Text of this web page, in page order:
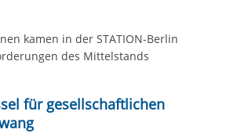
kamen in der STATION-Berlin
des Mittelstands
für gesellschaftlichen